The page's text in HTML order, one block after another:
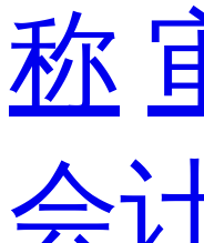
称
会